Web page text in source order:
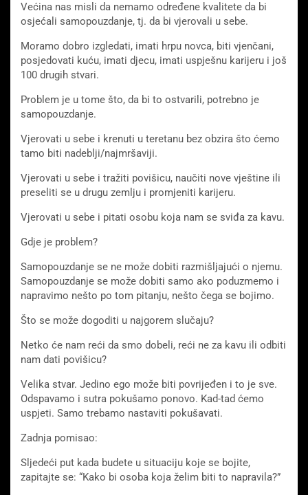
Većina nas misli da nemamo određene kvalitete da bi
osjećali samopouzdanje, tj. da bi vjerovali u sebe.
Moramo dobro izgledati, imati hrpu novca, biti vjenčani,
posjedovati kuću, imati djecu, imati uspješnu karijeru i još
100 drugih stvari.
Problem je u tome što, da bi to ostvarili, potrebno je
samopouzdanje.
Vjerovati u sebe i krenuti u teretanu bez obzira što ćemo
tamo biti nadeblji/najmršaviji.
Vjerovati u sebe i tražiti povišicu, naučiti nove vještine ili
preseliti se u drugu zemlju i promjeniti karijeru.
Vjerovati u sebe i pitati osobu koja nam se sviđa za kavu.
Gdje je problem?
Samopouzdanje se ne može dobiti razmišljajući o njemu.
Samopouzdanje se može dobiti samo ako poduzmemo i
napravimo nešto po tom pitanju, nešto čega se bojimo.
Što se može dogoditi u najgorem slučaju?
Netko će nam reći da smo dobeli, reći ne za kavu ili odbiti
nam dati povišicu?
Velika stvar. Jedino ego može biti povrijeđen i to je sve.
Odspavamo i sutra pokušamo ponovo. Kad-tad ćemo
uspjeti. Samo trebamo nastaviti pokušavati.
Zadnja pomisao:
Sljedeći put kada budete u situaciju koje se bojite,
zapitajte se: “Kako bi osoba koja želim biti to napravila?”